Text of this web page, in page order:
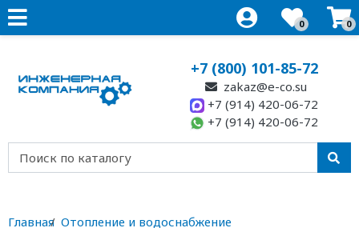
0 0
+7 (800) 101-85-72
zakaz@e-co.su
+7 (914) 420-06-72
+7 (914) 420-06-72
Главная Отопление и водоснабжение